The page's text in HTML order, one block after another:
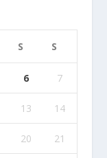
S S
6 7
13 14
20 21